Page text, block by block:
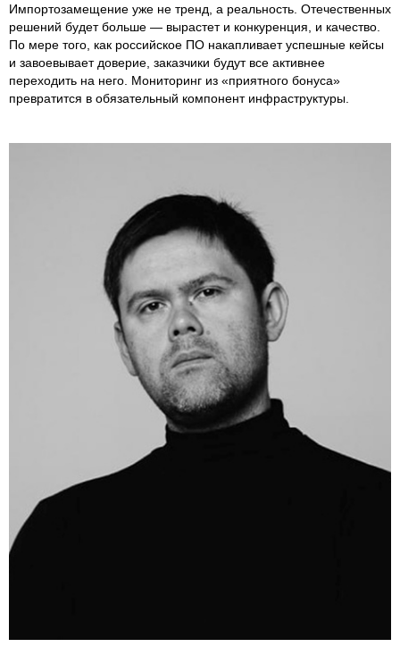
Импортозамещение уже не тренд, а реальность. Отечественных
решений будет больше — вырастет и конкуренция, и качество.
По мере того, как российское ПО накапливает успешные кейсы
и завоевывает доверие, заказчики будут все активнее
переходить на него. Мониторинг из «приятного бонуса»
превратится в обязательный компонент инфраструктуры.